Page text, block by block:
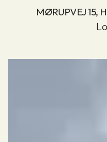
MØRUPVEJ 15,